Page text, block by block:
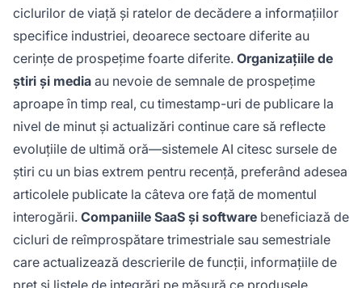
ciclurilor de viață și ratelor de decădere a informațiilor
specifice industriei, deoarece sectoare diferite au
cerințe de prospețime foarte diferite. Organizațiile de
știri și media au nevoie de semnale de prospețime
aproape în timp real, cu timestamp-uri de publicare la
nivel de minut și actualizări continue care să reflecte
evoluțiile de ultimă oră—sistemele AI citesc sursele de
știri cu un bias extrem pentru recență, preferând adesea
articolele publicate la câteva ore față de momentul
interogării. Companiile SaaS și software beneficiază de
cicluri de reîmprospătare trimestriale sau semestriale
care actualizează descrierile de funcții, informațiile de